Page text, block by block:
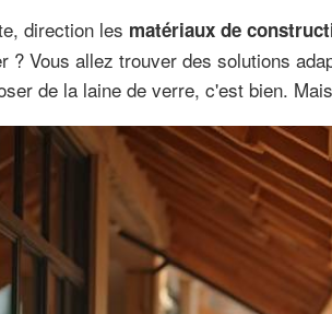
direction les matériaux de
? Vous allez trouver des solutions
de la laine de verre, c'est bien.